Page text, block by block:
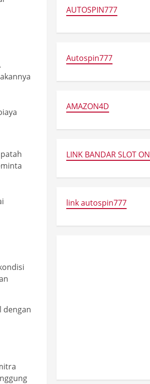
dengan
AUTOSPIN777
Autospin777
AMAZON4D
LINK BANDAR SLOT
link autospin777